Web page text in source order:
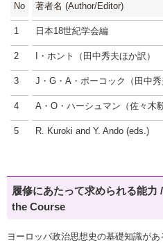
No 著者名 (Author/Editor)
1 日本18世紀学会編
2 I・ホント（田中秀夫ほか訳）
3 J・G・A・ポーコック（田中秀
4 A・O・ハーシュマン（佐々木
5 R. Kuroki and Y. Ando (eds.)
履修にあたって求められる能
the Course
ヨーロッパ政治思想史の基礎知識があ